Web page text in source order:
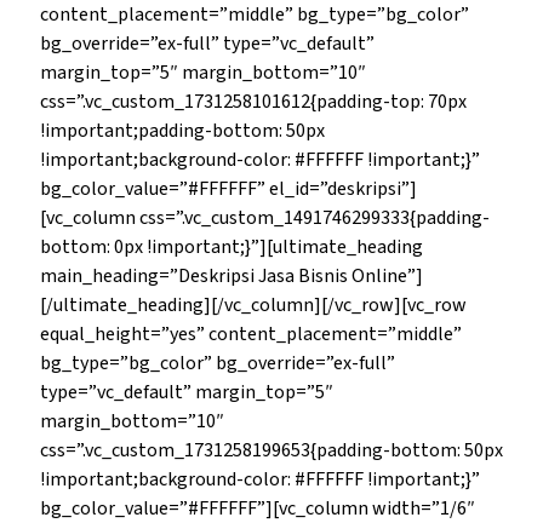
content_placement=”middle” bg_type=”bg_color”
bg_override=”ex-full” type=”vc_default”
margin_top=”5″ margin_bottom=”10″
css=”.vc_custom_1731258101612{padding-top: 70px
!important;padding-bottom: 50px
!important;background-color: #FFFFFF !important;}”
bg_color_value=”#FFFFFF” el_id=”deskripsi”]
[vc_column css=”.vc_custom_1491746299333{padding-
bottom: 0px !important;}”][ultimate_heading
main_heading=”Deskripsi Jasa Bisnis Online”]
[/ultimate_heading][/vc_column][/vc_row][vc_row
equal_height=”yes” content_placement=”middle”
bg_type=”bg_color” bg_override=”ex-full”
type=”vc_default” margin_top=”5″
margin_bottom=”10″
css=”.vc_custom_1731258199653{padding-bottom: 50px
!important;background-color: #FFFFFF !important;}”
bg_color_value=”#FFFFFF”][vc_column width=”1/6″